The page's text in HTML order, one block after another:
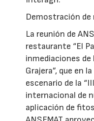
Demostración de
La reunión de
restaurante “El
inmediaciones de
Grajera”, que en
escenario de la
internacional de
aplicación de